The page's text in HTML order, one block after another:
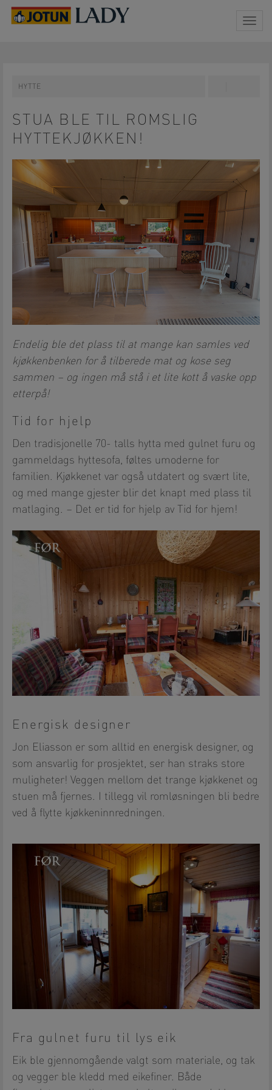
HYTTE
STUA BLE TIL ROMSLIG
HYTTEKJØKKEN!
Endelig ble det plass til at mange kan samles ved
kjøkkenbenken for å tilberede mat og kose seg
sammen – og ingen må stå i et lite kott å vaske opp
etterpå!
Tid for hjelp
Den tradisjonelle 70- talls hytta med gulnet furu og
gammeldags hyttesofa, føltes umoderne for
familien. Kjøkkenet var også utdatert og svært lite,
og med mange gjester blir det knapt med plass til
matlaging. – Det er tid for hjelp av Tid for hjem!
Energisk designer
Jon Eliasson er som alltid en energisk designer, og
som ansvarlig for prosjektet, ser han straks store
muligheter! Veggen mellom det trange kjøkkenet og
stuen må fjernes. I tillegg vil romløsningen bli bedre
ved å flytte kjøkkeninnredningen.
Fra gulnet furu til lys eik
Eik ble gjennomgående valgt som materiale, og tak
og vegger ble kledd med eikefiner. Både